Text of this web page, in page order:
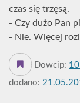
czas się trzęsą.
- Czy dużo Pan
- Nie. Więcej
Dowcip:
dodano: